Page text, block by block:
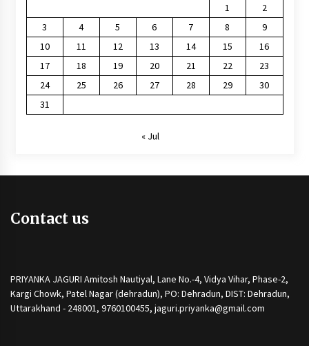
1
2
3
4 5 6 7 8
9
10
11 12 13 14 15
16
17
18 19 20 21 22
23
24
25 26 27 28 29
30
31
« Jul
Contact us
PRIYANKA JAGURI Amitosh Nautiyal, Lane No.-4, Vidya Vihar, Phase-2,
Kargi Chowk, Patel Nagar (dehradun), PO: Dehradun, DIST: Dehradun,
Uttarakhand - 248001, 9760100455, jaguri.priyanka@gmail.com